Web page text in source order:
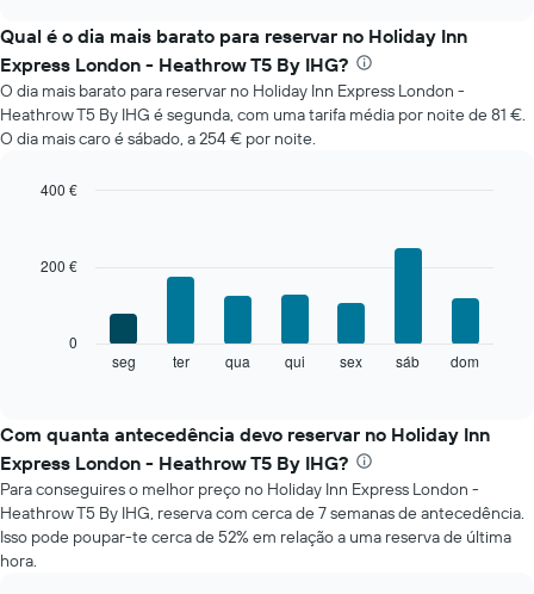
o
preço
médio
de
um
quarto
cada
gráfico
apresenta
abcissa.
o
preço
médio
de
um
quarto
numa
Qual é o dia mais barato para reservar no Holiday Inn
Express London - Heathrow T5 By IHG?
O dia mais barato para reservar no Holiday Inn Express London -
Heathrow T5 By IHG é segunda, com uma tarifa média por noite de 81 €.
O dia mais caro é sábado, a 254 € por noite.
o
preço
médio
de
um
quarto
a
seg ter qua qui sex sáb dom
0
200 €
400 €
Com quanta antecedência devo reservar no Holiday Inn
Express London - Heathrow T5 By IHG?
Para conseguires o melhor preço no Holiday Inn Express London -
Heathrow T5 By IHG, reserva com cerca de 7 semanas de antecedência.
Isso pode poupar-te cerca de 52% em relação a uma reserva de última
hora.